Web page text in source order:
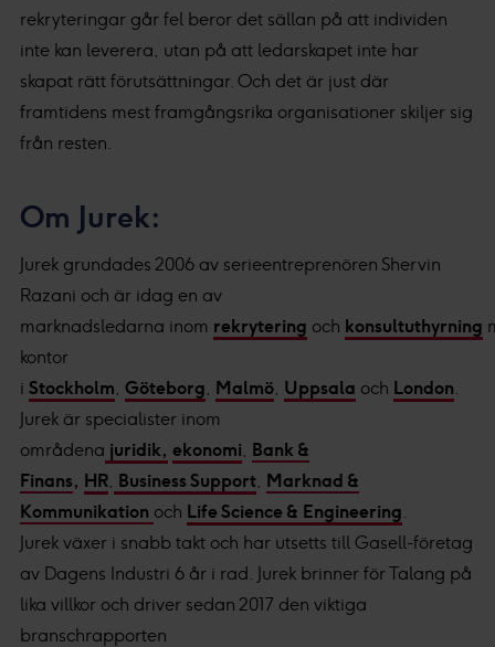
rekryteringar går fel beror det sällan på att individen
inte kan leverera, utan på att ledarskapet inte har
skapat rätt förutsättningar. Och det är just där
framtidens mest framgångsrika organisationer skiljer sig
från resten.
Om Jurek:
Jurek grundades 2006 av serieentreprenören Shervin
Razani och är idag en av
marknadsledarna inom rekrytering och konsultuthyrning
kontor
i Stockholm, Göteborg, Malmö, Uppsala och London.
Jurek är specialister inom
områdena juridik, ekonomi, Bank &
Finans, HR, Business Support, Marknad &
Kommunikation och Life Science & Engineering.
Jurek växer i snabb takt och har utsetts till Gasell-företag
av Dagens Industri 6 år i rad. Jurek brinner för Talang på
lika villkor och driver sedan 2017 den viktiga
branschrapporten